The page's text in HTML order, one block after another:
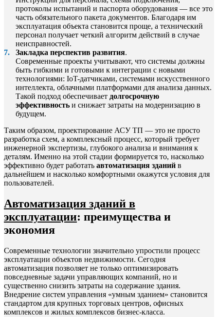
протоколы испытаний и паспорта оборудования — все это
часть обязательного пакета документов. Благодаря им
эксплуатация объекта становится проще, а технический
персонал получает четкий алгоритм действий в случае
неисправностей.
Закладка перспектив развития.
Современные проекты учитывают, что системы должны
быть гибкими и готовыми к интеграции с новыми
технологиями: IoT-датчиками, системами искусственного
интеллекта, облачными платформами для анализа данных.
Такой подход обеспечивает долгосрочную
эффективность и снижает затраты на модернизацию в
будущем.
Таким образом, проектирование АСУ ТП — это не просто
разработка схем, а комплексный процесс, который требует
инженерной экспертизы, глубокого анализа и внимания к
деталям. Именно на этой стадии формируется то, насколько
эффективно будет работать автоматизация зданий в
дальнейшем и насколько комфортными окажутся условия для
пользователей.
Автоматизация зданий в
эксплуатации: преимущества и
экономия
Современные технологии значительно упростили процесс
эксплуатации объектов недвижимости. Сегодня
автоматизация позволяет не только оптимизировать
повседневные задачи управляющих компаний, но и
существенно снизить затраты на содержание здания.
Внедрение систем управления «умным зданием» становится
стандартом для крупных торговых центров, офисных
комплексов и жилых комплексов бизнес-класса.